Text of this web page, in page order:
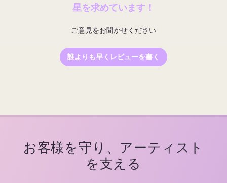
星を求めています！
ご意見をお聞かせください
誰よりも早くレビューを書く
お客様を守り、アーティスト
を支える